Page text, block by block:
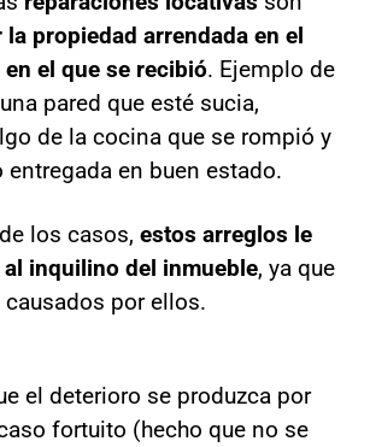
la propiedad arrendada en el
el que se recibió. Ejemplo de
pared que esté sucia,
de la cocina que se rompió y
entregada en buen estado.
los casos, estos arreglos le
inquilino del inmueble, ya que
por ellos.
el deterioro se produzca por
fortuito (hecho que no se